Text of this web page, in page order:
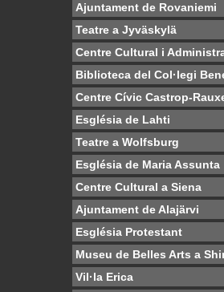
Ajuntament de Rovaniemi
Teatre a Jyväskylä
Centre Cultural i
Biblioteca del Col·legi
Centre Cívic Castrop-
Església de Lahti
Teatre a Wolfsburg
Església de Maria Assunta
Centre Cultural a Siena
Ajuntament de Alajärvi
Església Protestant
Museu de Belles Arts a
Vil·la Erica